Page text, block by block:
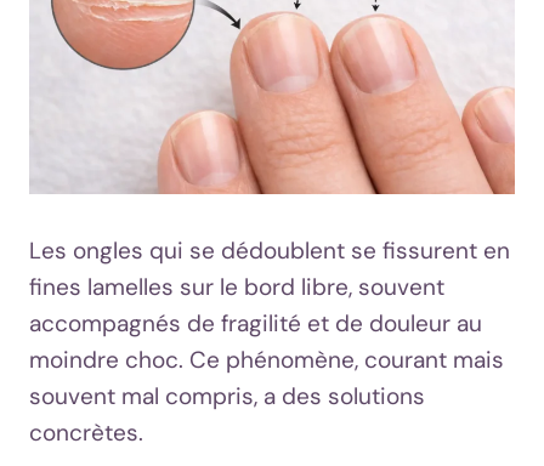
Les ongles qui se dédoublent se fissurent en
fines lamelles sur le bord libre, souvent
accompagnés de fragilité et de douleur au
moindre choc. Ce phénomène, courant mais
souvent mal compris, a des solutions
concrètes.